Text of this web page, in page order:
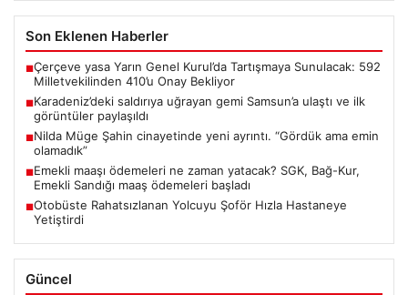
Son Eklenen Haberler
■Çerçeve yasa Yarın Genel Kurul’da Tartışmaya Sunulacak: 592
Milletvekilinden 410’u Onay Bekliyor
■Karadeniz’deki saldırıya uğrayan gemi Samsun’a ulaştı ve ilk
görüntüler paylaşıldı
■Nilda Müge Şahin cinayetinde yeni ayrıntı. “Gördük ama emin
olamadık”
■Emekli maaşı ödemeleri ne zaman yatacak? SGK, Bağ-Kur,
Emekli Sandığı maaş ödemeleri başladı
■Otobüste Rahatsızlanan Yolcuyu Şoför Hızla Hastaneye
Yetiştirdi
Güncel